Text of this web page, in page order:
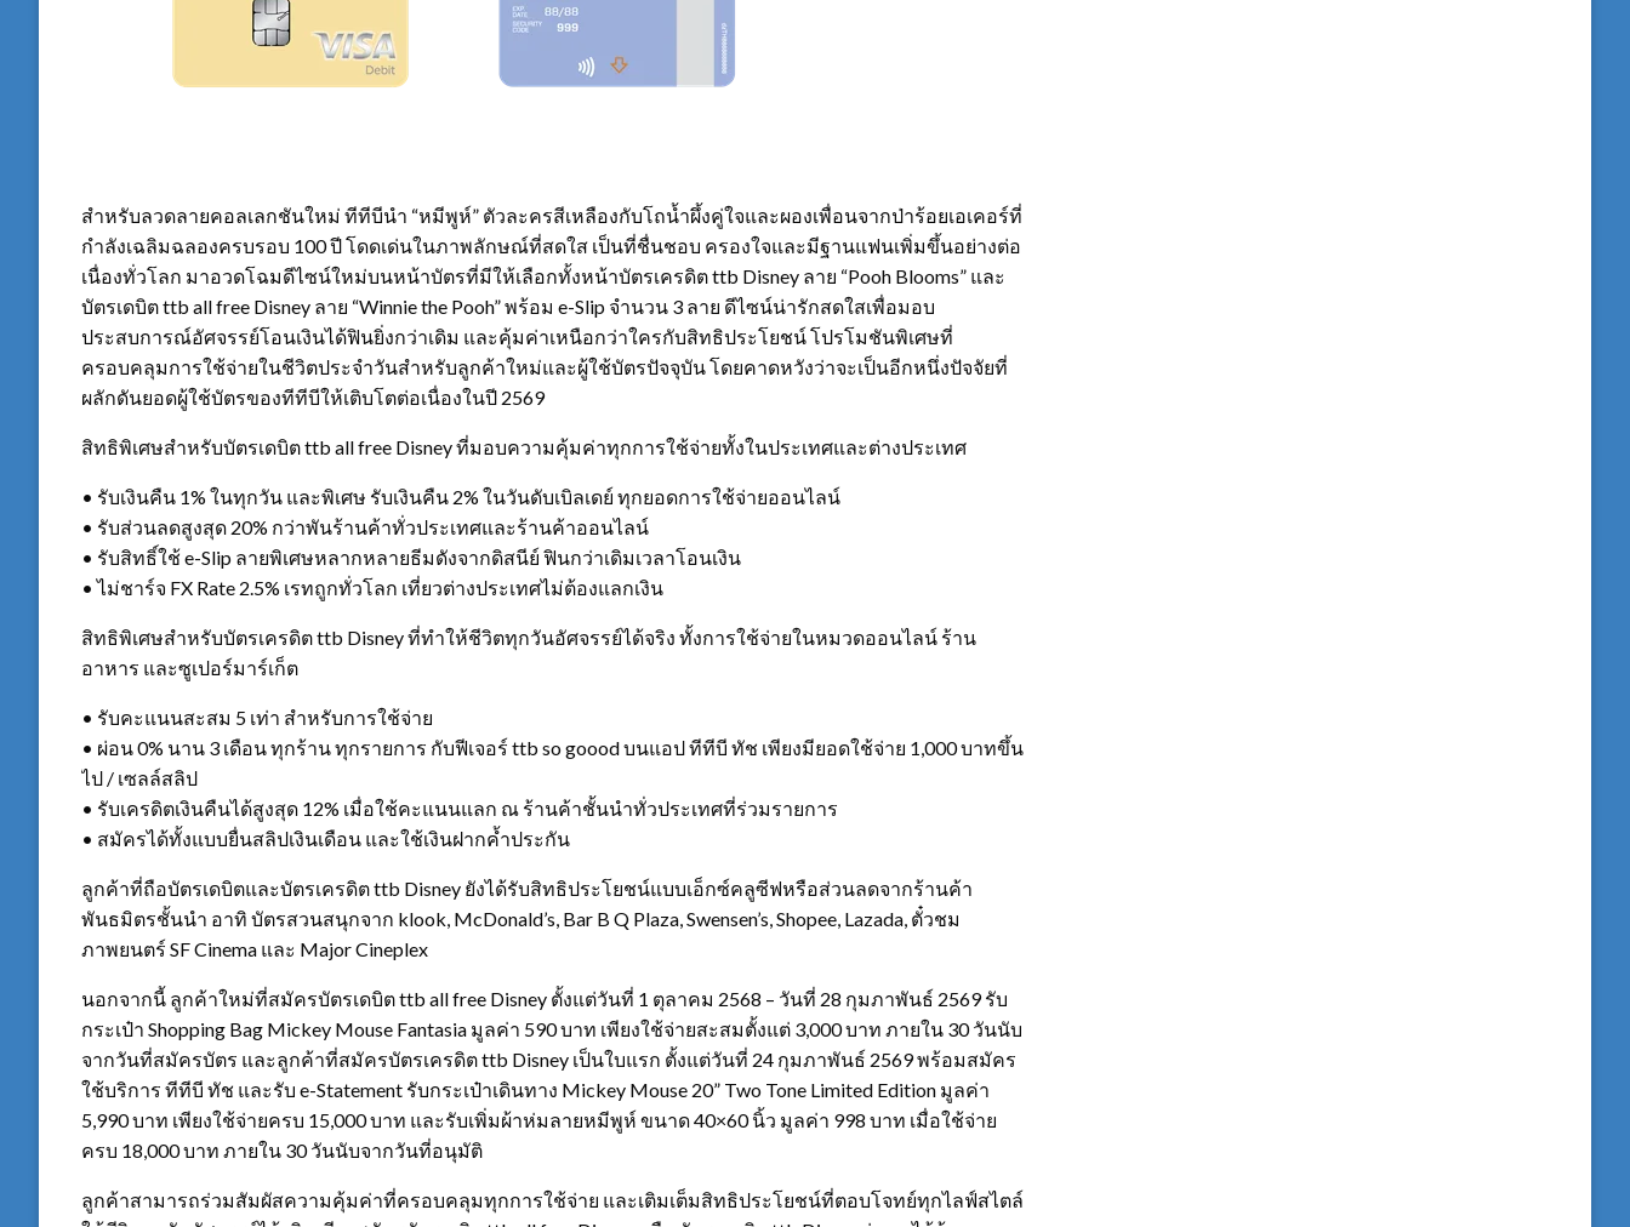
สำหรับลวดลายคอลเลกชันใหม่ ทีทีบีนำ “หมีพูห์” ตัวละครสีเหลืองกับโถน้ำผึ้งคู่ใจและผองเพื่อนจากป่าร้อยเอเคอร์ที่
กำลังเฉลิมฉลองครบรอบ 100 ปี โดดเด่นในภาพลักษณ์ที่สดใส เป็นที่ชื่นชอบ ครองใจและมีฐานแฟนเพิ่มขึ้นอย่างต่อ
เนื่องทั่วโลก มาอวดโฉมดีไซน์ใหม่บนหน้าบัตรที่มีให้เลือกทั้งหน้าบัตรเครดิต ttb Disney ลาย “Pooh Blooms” และ
บัตรเดบิต ttb all free Disney ลาย “Winnie the Pooh” พร้อม e-Slip จำนวน 3 ลาย ดีไซน์น่ารักสดใสเพื่อมอบ
ประสบการณ์อัศจรรย์โอนเงินได้ฟินยิ่งกว่าเดิม และคุ้มค่าเหนือกว่าใครกับสิทธิประโยชน์ โปรโมชันพิเศษที่
ครอบคลุมการใช้จ่ายในชีวิตประจำวันสำหรับลูกค้าใหม่และผู้ใช้บัตรปัจจุบัน โดยคาดหวังว่าจะเป็นอีกหนึ่งปัจจัยที่
ผลักดันยอดผู้ใช้บัตรของทีทีบีให้เติบโตต่อเนื่องในปี 2569
สิทธิพิเศษสำหรับบัตรเดบิต ttb all free Disney ที่มอบความคุ้มค่าทุกการใช้จ่ายทั้งในประเทศและต่างประเทศ
• รับเงินคืน 1% ในทุกวัน และพิเศษ รับเงินคืน 2% ในวันดับเบิลเดย์ ทุกยอดการใช้จ่ายออนไลน์
• รับส่วนลดสูงสุด 20% กว่าพันร้านค้าทั่วประเทศและร้านค้าออนไลน์
• รับสิทธิ์ใช้ e-Slip ลายพิเศษหลากหลายธีมดังจากดิสนีย์ ฟินกว่าเดิมเวลาโอนเงิน
• ไม่ชาร์จ FX Rate 2.5% เรทถูกทั่วโลก เที่ยวต่างประเทศไม่ต้องแลกเงิน
สิทธิพิเศษสำหรับบัตรเครดิต ttb Disney ที่ทำให้ชีวิตทุกวันอัศจรรย์ได้จริง ทั้งการใช้จ่ายในหมวดออนไลน์ ร้าน
อาหาร และซูเปอร์มาร์เก็ต
• รับคะแนนสะสม 5 เท่า สำหรับการใช้จ่าย
• ผ่อน 0% นาน 3 เดือน ทุกร้าน ทุกรายการ กับฟีเจอร์ ttb so goood บนแอป ทีทีบี ทัช เพียงมียอดใช้จ่าย 1,000 บาทขึ้น
ไป / เซลล์สลิป
• รับเครดิตเงินคืนได้สูงสุด 12% เมื่อใช้คะแนนแลก ณ ร้านค้าชั้นนำทั่วประเทศที่ร่วมรายการ
• สมัครได้ทั้งแบบยื่นสลิปเงินเดือน และใช้เงินฝากค้ำประกัน
ลูกค้าที่ถือบัตรเดบิตและบัตรเครดิต ttb Disney ยังได้รับสิทธิประโยชน์แบบเอ็กซ์คลูซีฟหรือส่วนลดจากร้านค้า
พันธมิตรชั้นนำ อาทิ บัตรสวนสนุกจาก klook, McDonald’s, Bar B Q Plaza, Swensen’s, Shopee, Lazada, ตั๋วชม
ภาพยนตร์ SF Cinema และ Major Cineplex
นอกจากนี้ ลูกค้าใหม่ที่สมัครบัตรเดบิต ttb all free Disney ตั้งแต่วันที่ 1 ตุลาคม 2568 – วันที่ 28 กุมภาพันธ์ 2569 รับ
กระเป๋า Shopping Bag Mickey Mouse Fantasia มูลค่า 590 บาท เพียงใช้จ่ายสะสมตั้งแต่ 3,000 บาท ภายใน 30 วันนับ
จากวันที่สมัครบัตร และลูกค้าที่สมัครบัตรเครดิต ttb Disney เป็นใบแรก ตั้งแต่วันที่ 24 กุมภาพันธ์ 2569 พร้อมสมัคร
ใช้บริการ ทีทีบี ทัช และรับ e-Statement รับกระเป๋าเดินทาง Mickey Mouse 20” Two Tone Limited Edition มูลค่า
5,990 บาท เพียงใช้จ่ายครบ 15,000 บาท และรับเพิ่มผ้าห่มลายหมีพูห์ ขนาด 40×60 นิ้ว มูลค่า 998 บาท เมื่อใช้จ่าย
ครบ 18,000 บาท ภายใน 30 วันนับจากวันที่อนุมัติ
ลูกค้าสามารถร่วมสัมผัสความคุ้มค่าที่ครอบคลุมทุกการใช้จ่าย และเติมเต็มสิทธิประโยชน์ที่ตอบโจทย์ทุกไลฟ์สไตล์